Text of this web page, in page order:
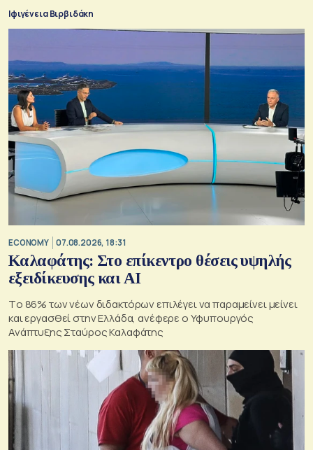
Ιφιγένεια Βιρβιδάκη
ECONOMY 07.08.2026, 18:31
Καλαφάτης: Στο επίκεντρο θέσεις υψηλής
εξειδίκευσης και AI
Tο 86% των νέων διδακτόρων επιλέγει να παραμείνει μείνει
και εργασθεί στην Ελλάδα, ανέφερε ο Υφυπουργός
Ανάπτυξης Σταύρος Καλαφάτης